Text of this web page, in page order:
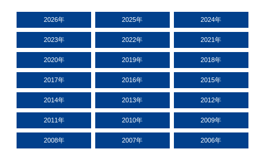
2026年 2025年 2024年
2023年 2022年 2021年
2020年 2019年 2018年
2017年 2016年 2015年
2014年 2013年 2012年
2011年 2010年 2009年
2008年 2007年 2006年